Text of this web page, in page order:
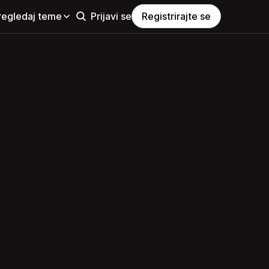
teme Prijavi se Registrirajte se